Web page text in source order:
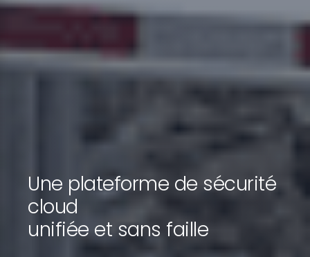
Une plateforme de sécurité
cloud
unifiée et sans faille